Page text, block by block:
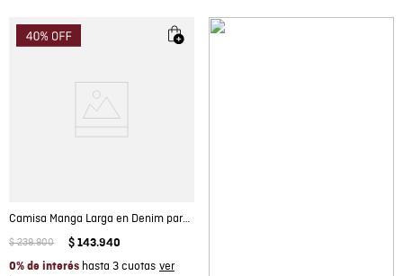
Camisa Manga Larga en Denim para Hombre
$ 239.900 $ 143.940
0% de interés hasta 3 cuotas